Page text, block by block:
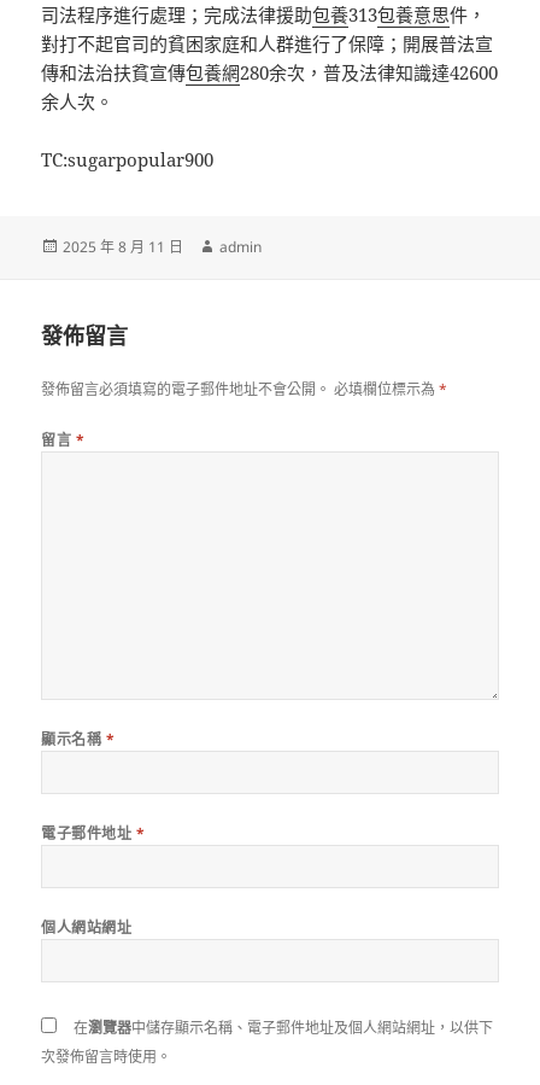
司法程序進行處理；完成法律援助包養313包養意思件，
對打不起官司的貧困家庭和人群進行了保障；開展普法宣
傳和法治扶貧宣傳包養網280余次，普及法律知識達42600
余人次。
TC:sugarpopular900
發
2025 年 8 月 11 日
作
admin
發佈留言
發佈留言必須填寫的電子郵件地址不會公開。 必填欄位標示為*
留言 *
顯示名稱 *
電子郵件地址 *
個人網站網址
在瀏覽器中儲存顯示名稱、電子郵件地址及個人網站網址，以供下
次發佈留言時使用。